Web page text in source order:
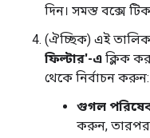
দিন। সমস্ত বক্সে
(ঐচ্ছিক) এই
ফিল্টার'-এ ক্লিক
থেকে নির্বাচন করুন:
গুগল
করুন, তারপর